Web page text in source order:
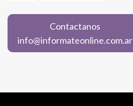
Contactanos
info@informateonline.com.ar